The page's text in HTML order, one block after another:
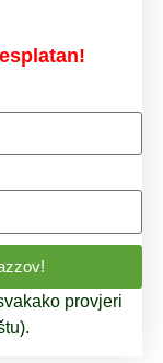
provjeri